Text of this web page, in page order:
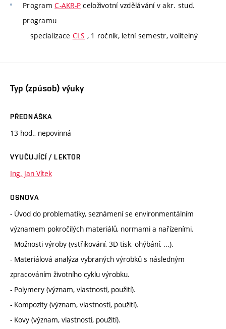
ProgramC-AKR-P celoživotní vzdělávání v akr. stud.
programu
specializace CLS , 1 ročník, letní semestr, volitelný
Typ (způsob) výuky
PŘEDNÁŠKA
13 hod., nepovinná
VYUČUJÍCÍ / LEKTOR
Ing. Jan Vítek
OSNOVA
- Úvod do problematiky, seznámení se environmentálním
významem pokročilých materiálů, normami a nařízeními.
- Možnosti výroby (vstřikování, 3D tisk, ohýbání, ...).
- Materiálová analýza vybraných výrobků s následným
zpracováním životního cyklu výrobku.
- Polymery (význam, vlastnosti, použití).
- Kompozity (význam, vlastnosti, použití).
- Kovy (význam, vlastnosti, použití).